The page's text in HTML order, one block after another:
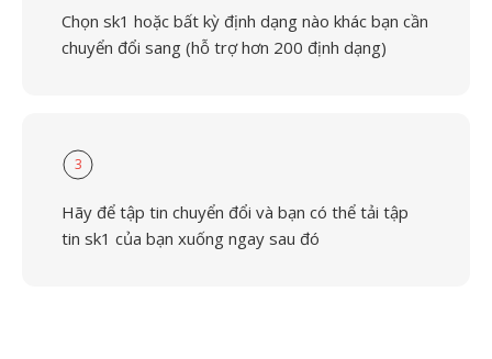
Chọn sk1 hoặc bất kỳ định dạng nào khác bạn cần
chuyển đổi sang (hỗ trợ hơn 200 định dạng)
3
Hãy để tập tin chuyển đổi và bạn có thể tải tập
tin sk1 của bạn xuống ngay sau đó